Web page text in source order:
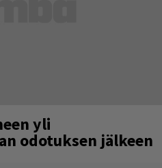
yli
odotuksen jälkeen